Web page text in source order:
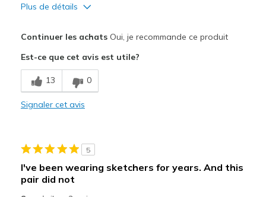
Plus de détails
Breathe Well
Comfortable
Travel
Width
Continuer les achatsOui, je recommande ce produit
Est-ce que cet avis est utile?
13 0
Signaler cet avis
5
I've been wearing sketchers for years. And this
pair did not